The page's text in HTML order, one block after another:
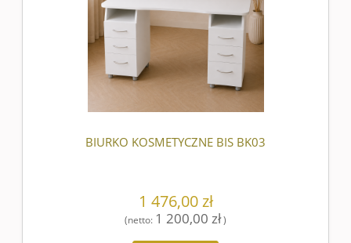
BIURKO KOSMETYCZNE BIS BK03
1 476,00 zł
(netto: 1 200,00 zł)